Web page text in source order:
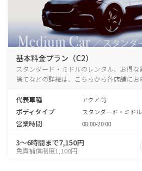
基本料金プラン（C2）
スタンダード・ミドルのレンタル、お得な
捨てなどの詳細は、こちらから各店舗にお
代表車種 アクア 等
ボディタイプ スタンダード・ミドル
営業時間 08:00-20:00
3～6時間まで7,150円
免責補償制度1,100円